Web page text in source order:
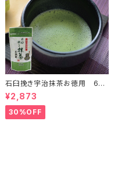
石臼挽き宇治抹茶お徳用 60
ｇ＜在庫一掃セール！＞
¥2,873
30%OFF